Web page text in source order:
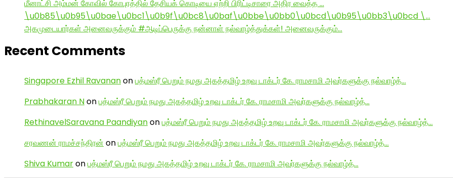
மீனாட்சி அம்மன் கோவில் கோபுரத்தில் தேசியக் கொடியை ஏற்றி பிரிட்டிசாரை அதிர வைத்த …
\u0b85\u0b95\u0bae\u0bc1\u0b9f\u0bc8\u0baf\u0bbe\u0bb0\u0bcd\u0b95\u0bb3\u0bcd \…
அகமுடையார்கள் அனைவருக்கும் #ஆடிப்பெருக்கு நன்னாள் நல்வாழ்த்துக்கள்! அனைவருக்கும்…
Recent Comments
Singapore Ezhil Ravananonபத்மஸ்ரீ பெறும் நமது அகத்தமிழ் உறவு டாக்டர் கே. ராமசாமி அவர்களுக்கு நல்வாழ்த்…
Prabhakaran Nonபத்மஸ்ரீ பெறும் நமது அகத்தமிழ் உறவு டாக்டர் கே. ராமசாமி அவர்களுக்கு நல்வாழ்த்…
RethinavelSaravana Paandiyanonபத்மஸ்ரீ பெறும் நமது அகத்தமிழ் உறவு டாக்டர் கே. ராமசாமி அவர்களுக்கு நல்வாழ்த்…
சரவணன் ராமச்சந்திரன் onபத்மஸ்ரீ பெறும் நமது அகத்தமிழ் உறவு டாக்டர் கே. ராமசாமி அவர்களுக்கு நல்வாழ்த்…
Shiva Kumaronபத்மஸ்ரீ பெறும் நமது அகத்தமிழ் உறவு டாக்டர் கே. ராமசாமி அவர்களுக்கு நல்வாழ்த்…